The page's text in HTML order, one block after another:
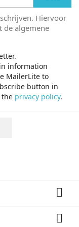
Hiervoor
de algemene
information
MailerLite to
button in
the privacy policy.

